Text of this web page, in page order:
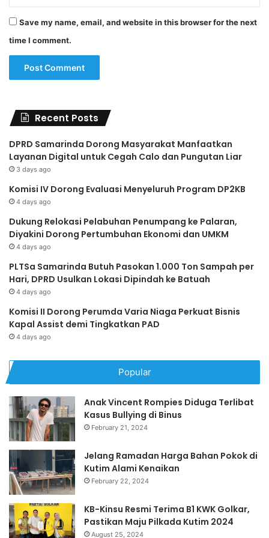
Save my name, email, and website in this browser for the next
time I comment.
Recent Posts
DPRD Samarinda Dorong Masyarakat Manfaatkan
Layanan Digital untuk Cegah Calo dan Pungutan Liar
3 days ago
Komisi IV Dorong Evaluasi Menyeluruh Program DP2KB
4 days ago
Dukung Relokasi Pelabuhan Penumpang ke Palaran,
Diyakini Dorong Pertumbuhan Ekonomi dan UMKM
4 days ago
PLTSa Samarinda Butuh Pasokan 1.000 Ton Sampah per
Hari, DPRD Usulkan Lokasi Dipindah ke Batuah
4 days ago
Komisi II Dorong Perumda Varia Niaga Perkuat Bisnis
Kapal Assist demi Tingkatkan PAD
4 days ago
Popular
Anak Vincent Rompies Diduga Terlibat
Kasus Bullying di Binus
February 21, 2024
Jelang Ramadan Harga Bahan Pokok di
Kutim Alami Kenaikan
February 22, 2024
KB-Kinsu Resmi Terima B1 KWK Golkar,
Pastikan Maju Pilkada Kutim 2024
August 25, 2024